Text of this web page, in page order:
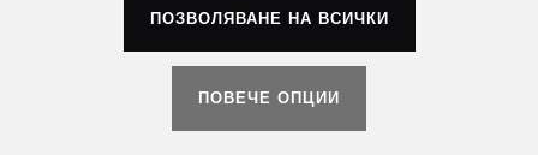
Copyrights © 2026Агенция Европа ЕООД
права запазени.
ПОЗВОЛЯВАНЕ НА ВСИЧКИ
ПОВЕЧЕ ОПЦИИ